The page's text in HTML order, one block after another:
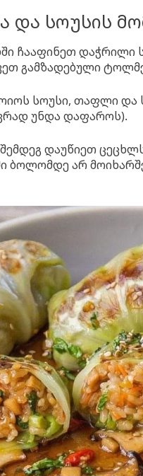
და სოუსის
ჩააფინეთ
გამზადებული
სოუსი, თაფლი და
უნდა დაფაროს).
დაუწიეთ ცეცხლს
ბოლომდე არ